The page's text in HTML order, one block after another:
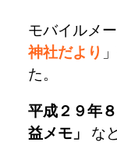
モバイルメ
神社だより
た。
平成２９年
益メモ」
な